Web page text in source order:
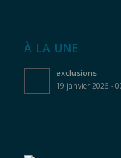
À LA UNE
exclusions
19 janvier 2026 -